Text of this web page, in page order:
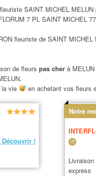
SAINT MICHEL
7 PL SAINT MICHEL
fleuriste de SAINT
de fleurs pas cherà MELUN
vie
en achetant vos fleurs
Découvrir !
Notre
Livraison
express